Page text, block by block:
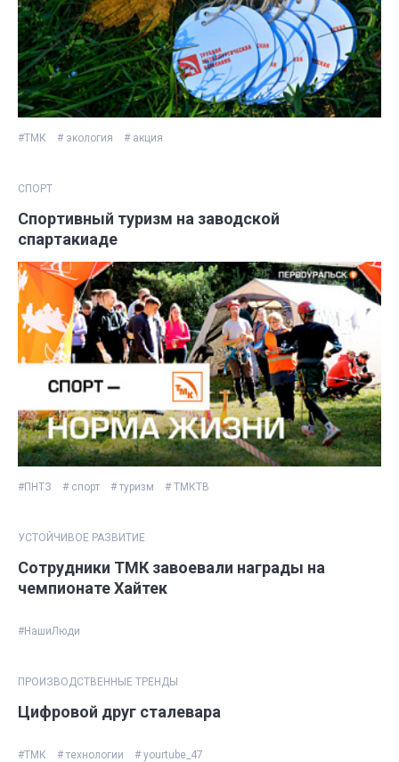
#ТМК # экология # акция
СПОРТ
Спортивный туризм на заводской
спартакиаде
#ПНТЗ # спорт # туризм # ТМКТВ
УСТОЙЧИВОЕ РАЗВИТИЕ
Сотрудники ТМК завоевали награды на
чемпионате Хайтек
#НашиЛюди
ПРОИЗВОДСТВЕННЫЕ ТРЕНДЫ
Цифровой друг сталевара
#ТМК # технологии # yourtube_47